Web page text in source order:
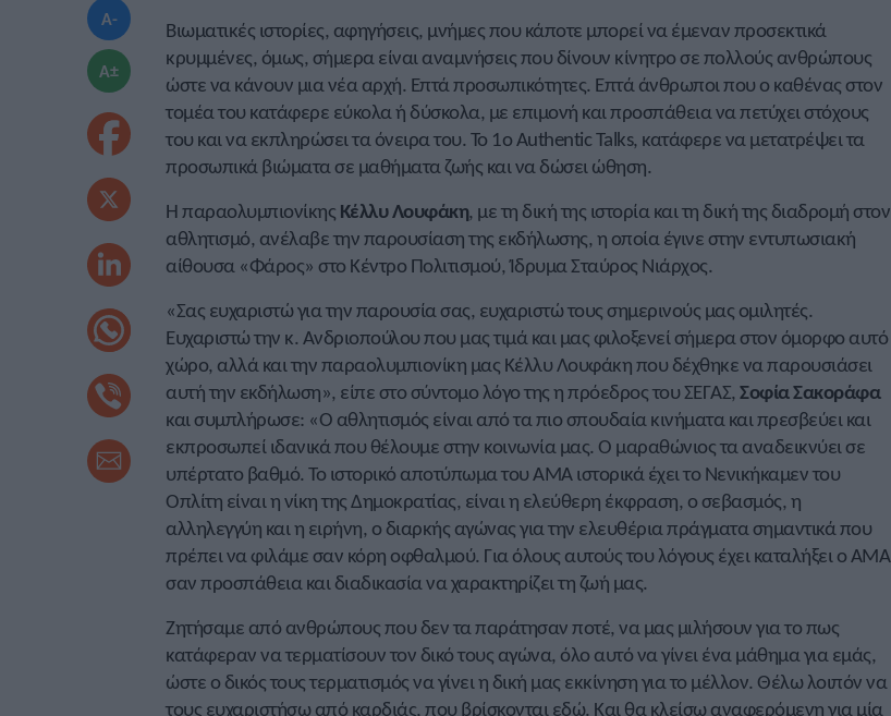
A-
A±
Βιωματικές ιστορίες, αφηγήσεις, μνήμες που κάποτε μπορεί να έμεναν προσεκτικά
κρυμμένες, όμως, σήμερα είναι αναμνήσεις που δίνουν κίνητρο σε πολλούς ανθρώπους
ώστε να κάνουν μια νέα αρχή. Επτά προσωπικότητες. Επτά άνθρωποι που ο καθένας στον
τομέα του κατάφερε εύκολα ή δύσκολα, με επιμονή και προσπάθεια να πετύχει στόχους
του και να εκπληρώσει τα όνειρα του. Το 1ο Authentic Talks, κατάφερε να μετατρέψει τα
προσωπικά βιώματα σε μαθήματα ζωής και να δώσει ώθηση.
Η παραολυμπιονίκης ΚέλλυΛουφάκη, με τη δική της ιστορία και τη δική της διαδρομή στον
αθλητισμό, ανέλαβε την παρουσίαση της εκδήλωσης, η οποία έγινε στην εντυπωσιακή
αίθουσα «Φάρος» στο Κέντρο Πολιτισμού, Ίδρυμα Σταύρος Νιάρχος.
«Σας ευχαριστώ για την παρουσία σας, ευχαριστώ τους σημερινούς μας ομιλητές.
Ευχαριστώ την κ. Ανδριοπούλου που μας τιμά και μας φιλοξενεί σήμερα στον όμορφο αυτό
χώρο, αλλά και την παραολυμπιονίκη μας Κέλλυ Λουφάκη που δέχθηκε να παρουσιάσει
αυτή την εκδήλωση», είπε στο σύντομο λόγο της η πρόεδρος του ΣΕΓΑΣ,ΣοφίαΣακοράφα
και συμπλήρωσε: «Ο αθλητισμός είναι από τα πιο σπουδαία κινήματα και πρεσβεύει και
εκπροσωπεί ιδανικά που θέλουμε στην κοινωνία μας. Ο μαραθώνιος τα αναδεικνύει σε
υπέρτατο βαθμό. Το ιστορικό αποτύπωμα του ΑΜΑ ιστορικά έχει το Νενικήκαμεν του
Οπλίτη είναι η νίκη της Δημοκρατίας, είναι η ελεύθερη έκφραση, ο σεβασμός, η
αλληλεγγύη και η ειρήνη, ο διαρκής αγώνας για την ελευθέρια πράγματα σημαντικά που
πρέπει να φιλάμε σαν κόρη οφθαλμού. Για όλους αυτούς του λόγους έχει καταλήξει ο ΑΜΑ
σαν προσπάθεια και διαδικασία να χαρακτηρίζει τη ζωή μας.
Ζητήσαμε από ανθρώπους που δεν τα παράτησαν ποτέ, να μας μιλήσουν για το πως
κατάφεραν να τερματίσουν τον δικό τους αγώνα, όλο αυτό να γίνει ένα μάθημα για εμάς,
ώστε ο δικός τους τερματισμός να γίνει η δική μας εκκίνηση για το μέλλον. Θέλω λοιπόν να
τους ευχαριστήσω από καρδιάς, που βρίσκονται εδώ. Και θα κλείσω αναφερόμενη για μία